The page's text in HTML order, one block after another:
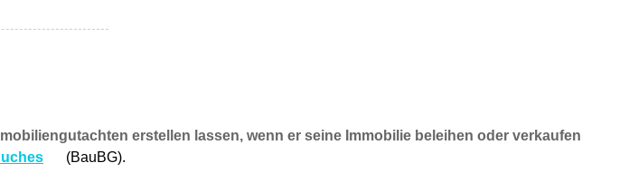
erstellen lassen, wenn er seine Immobilie beleihen oder verkaufen
(BauBG).